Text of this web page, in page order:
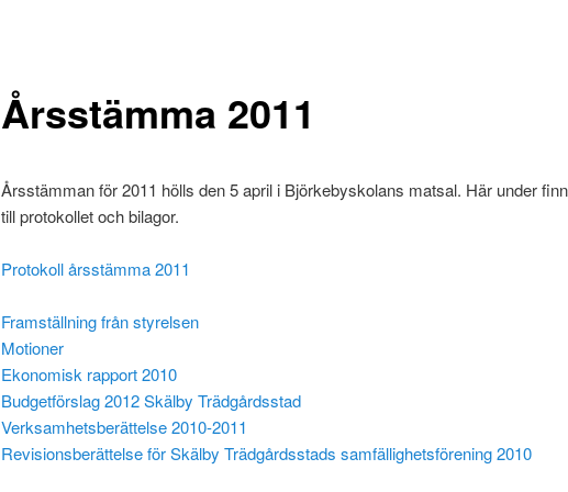
Årsstämma 2011
Årsstämman för 2011 hölls den 5 april i Björkebyskolans matsal. Här under
till protokollet och bilagor.
Protokoll årsstämma 2011
Framställning från styrelsen
Motioner
Ekonomisk rapport 2010
Budgetförslag 2012 Skälby Trädgårdsstad
Verksamhetsberättelse 2010-2011
Revisionsberättelse för Skälby Trädgårdsstads samfällighetsförening 2010